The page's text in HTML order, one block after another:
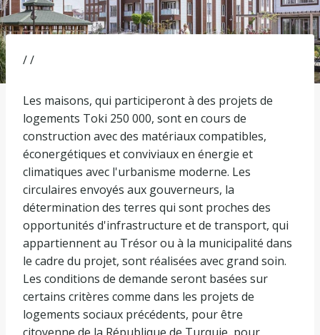
/ /
Les maisons, qui participeront à des projets de
logements Toki 250 000, sont en cours de
construction avec des matériaux compatibles,
éconergétiques et conviviaux en énergie et
climatiques avec l'urbanisme moderne. Les
circulaires envoyés aux gouverneurs, la
détermination des terres qui sont proches des
opportunités d'infrastructure et de transport, qui
appartiennent au Trésor ou à la municipalité dans
le cadre du projet, sont réalisées avec grand soin.
Les conditions de demande seront basées sur
certains critères comme dans les projets de
logements sociaux précédents, pour être